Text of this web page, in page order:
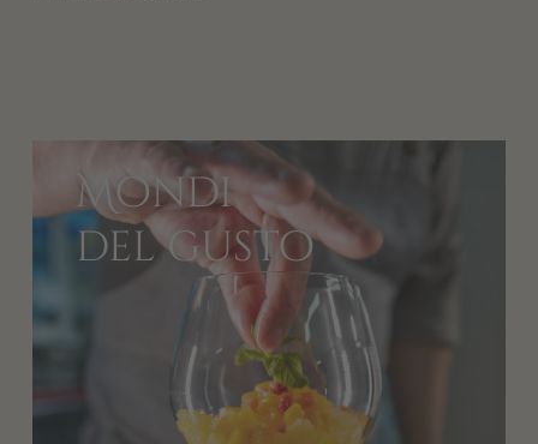
Mondi
del gusto